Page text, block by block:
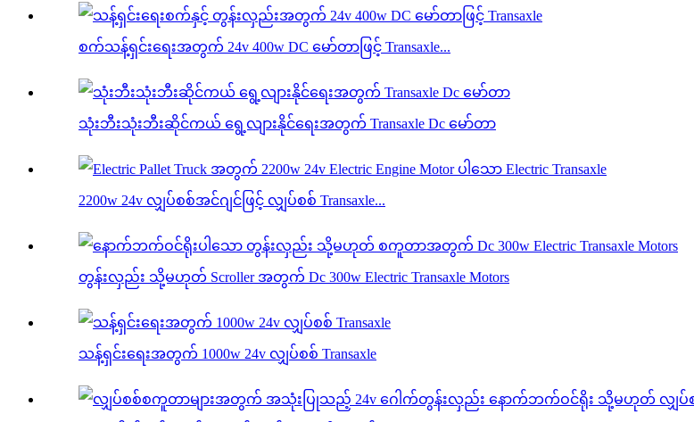
စက်သန့်ရှင်းရေးအတွက် 24v 400w DC မော်တာဖြင့် Transaxle...
သုံးဘီးသုံးဘီးဆိုင်ကယ် ရွေ့လျားနိုင်ရေးအတွက် Transaxle Dc မော်တာ
2200w 24v လျှပ်စစ်အင်ဂျင်ဖြင့် လျှပ်စစ် Transaxle...
တွန်းလှည်း သို့မဟုတ် Scroller အတွက် Dc 300w Electric Transaxle Motors
သန့်ရှင်းရေးအတွက် 1000w 24v လျှပ်စစ် Transaxle